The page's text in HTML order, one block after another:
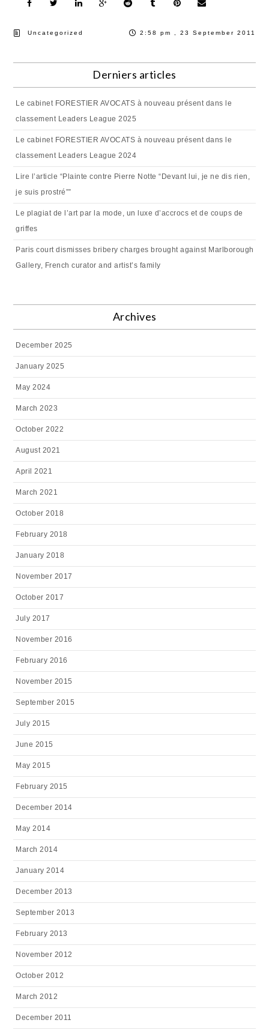
Uncategorized 2:58 pm , 23 September 2011
Derniers articles
Le cabinet FORESTIER AVOCATS à nouveau présent dans le
classement Leaders League 2025
Le cabinet FORESTIER AVOCATS à nouveau présent dans le
classement Leaders League 2024
Lire l’article “Plainte contre Pierre Notte “Devant lui, je ne dis rien,
je suis prostré””
Le plagiat de l’art par la mode, un luxe d’accrocs et de coups de
griffes
Paris court dismisses bribery charges brought against Marlborough
Gallery, French curator and artist’s family
Archives
December 2025
January 2025
May 2024
March 2023
October 2022
August 2021
April 2021
March 2021
October 2018
February 2018
January 2018
November 2017
October 2017
July 2017
November 2016
February 2016
November 2015
September 2015
July 2015
June 2015
May 2015
February 2015
December 2014
May 2014
March 2014
January 2014
December 2013
September 2013
February 2013
November 2012
October 2012
March 2012
December 2011